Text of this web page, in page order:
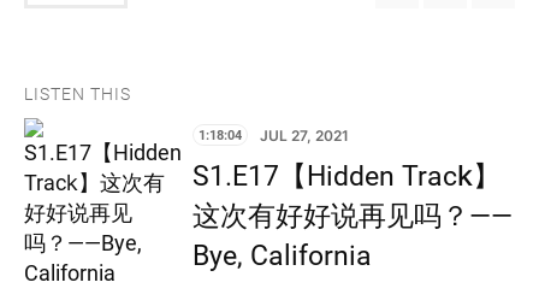
LISTEN THIS
1:18:04 JUL 27, 2021
S1.E17【Hidden Track】
这次有好好说再见吗？——
Bye, California